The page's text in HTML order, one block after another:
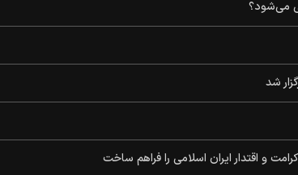
می‌شود؟
شد
و اقتدار ایران اسلامی را فراهم ساخت